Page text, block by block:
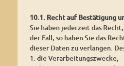
10.1. Recht auf Bestätigung
Sie haben jederzeit das
der Fall, so haben Sie das
dieser Daten zu verlangen.
1. die Verarbeitungszwecke;